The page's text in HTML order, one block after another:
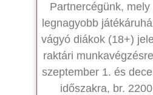
Partnercégünk,
legnagyobb
vágyó diákok (18+)
raktári
szeptember 1. és
időszakra, br.